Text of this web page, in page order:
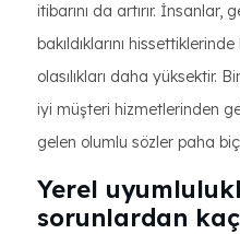
itibarını da artırır. İnsanlar,
bakıldıklarını
olasılıkları daha yüksektir.
iyi müşteri hizmetlerinden
gelen olumlu sözler paha
Yerel
sorunlardan